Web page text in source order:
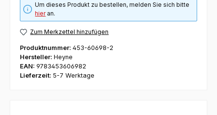
Um dieses Produkt zu bestellen, melden Sie sich bitte
hieran.
Zum Merkzettel hinzufügen
Produktnummer: 453-60698-2
Hersteller: Heyne
EAN: 9783453606982
Lieferzeit: 5-7 Werktage